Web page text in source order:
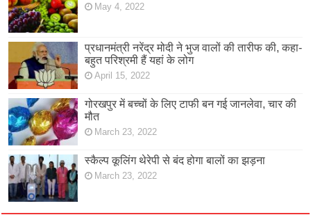
May 4, 2022
प्रधानमंत्री नरेंद्र मोदी ने भुज वालों की तारीफ की, कहा-
बहुत परिश्रमी हैं यहां के लोग
April 15, 2022
गोरखपुर में बच्चों के लिए टाफी बन गई जानलेवा, चार की
मौत
March 23, 2022
स्कैल्प कूलिंग थेरेपी से बंद होगा बालों का झड़ना
March 23, 2022